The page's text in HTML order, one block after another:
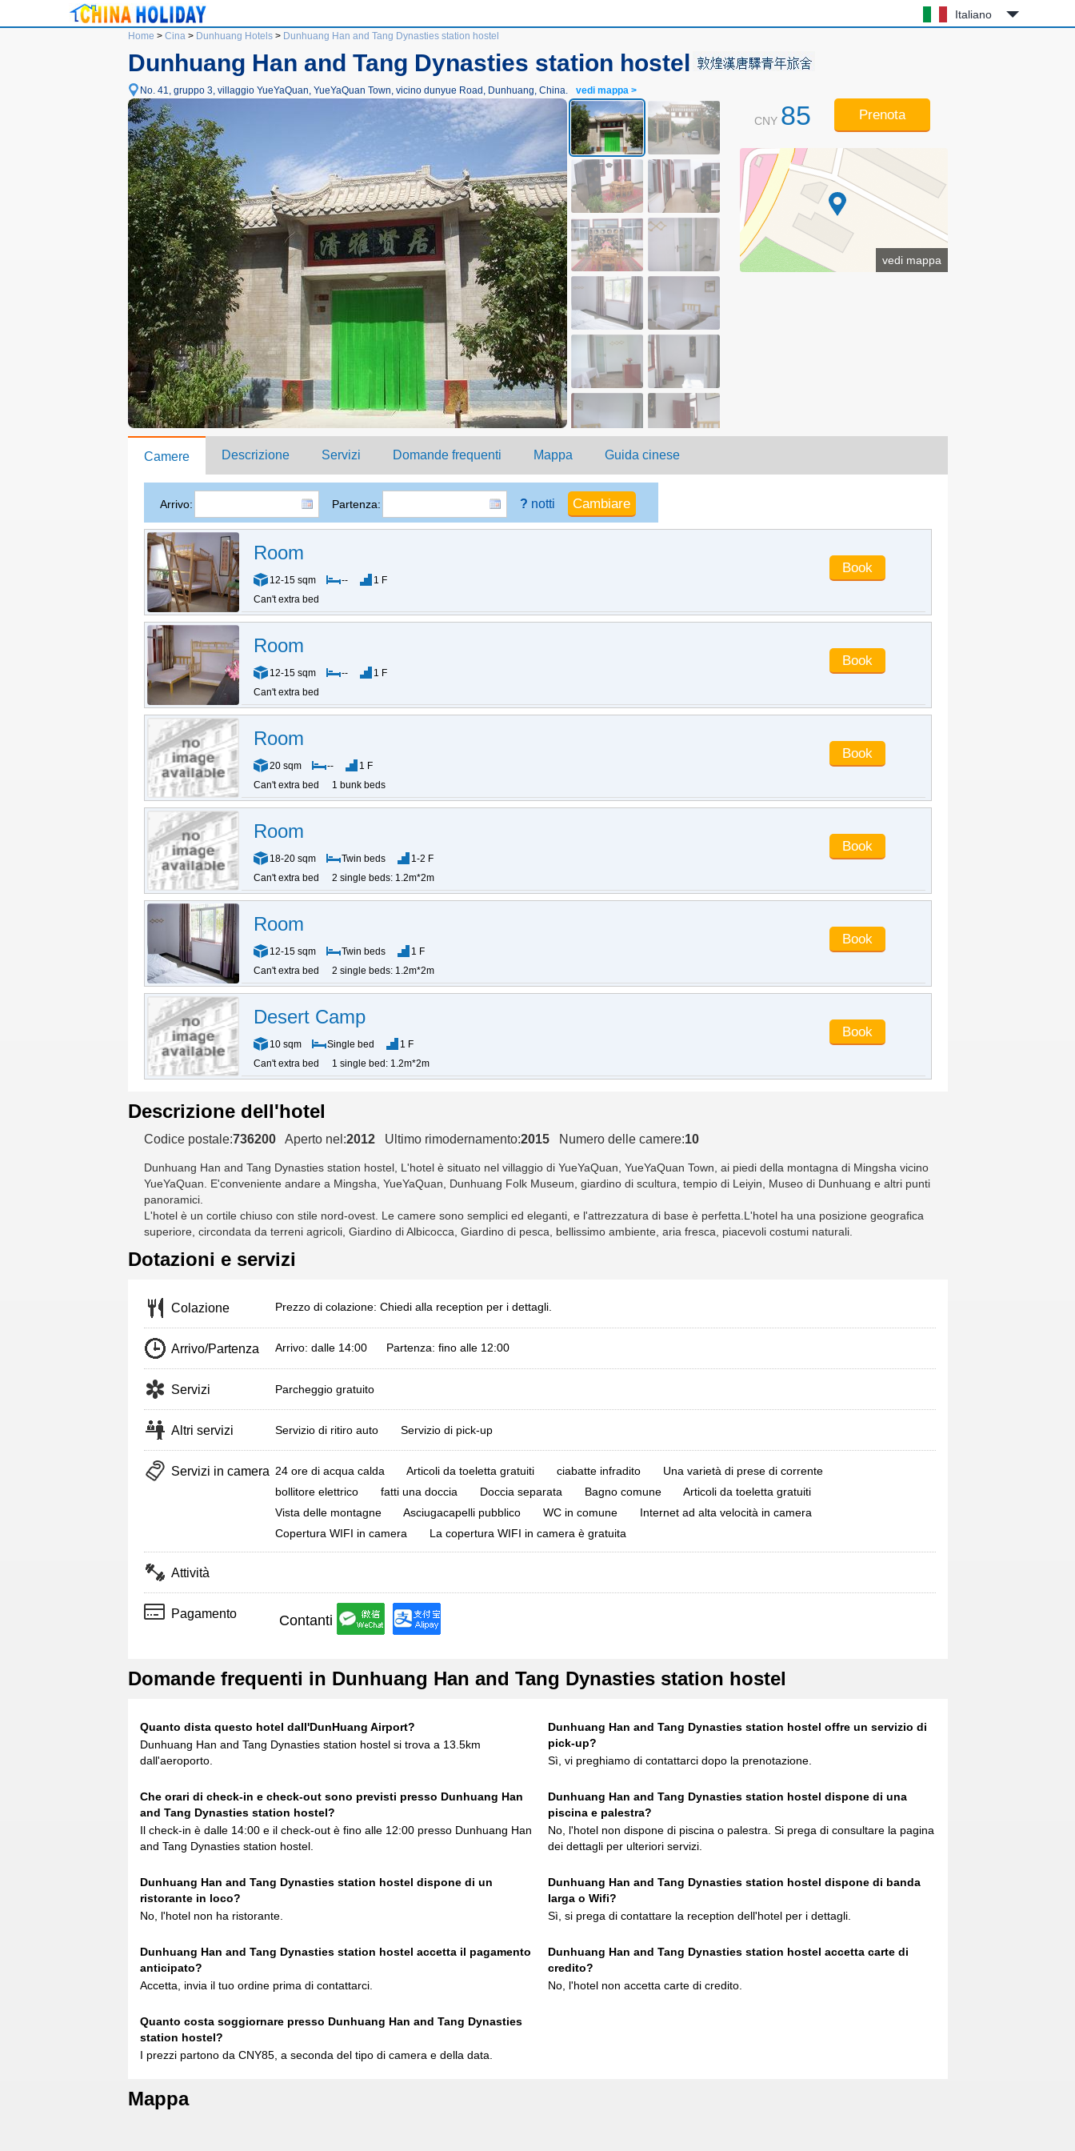
Italiano
Home > Cina> Dunhuang Hotels> Dunhuang Han and Tang Dynasties station hostel
Dunhuang Han and Tang Dynasties station hostel
No. 41, gruppo 3, villaggio YueYaQuan, YueYaQuan Town, vicino dunyue Road, Dunhuang, China. vedi mappa >
CNY 85 Prenota
vedi mappa
Camere Descrizione Servizi Domande frequenti Mappa Guida cinese
Arrivo: Partenza: ? notti
Room
12-15 sqm --
1 F
Can't extra bed
Room
12-15 sqm --
1 F
Can't extra bed
Room
20 sqm --
1 F
Can't extra bed
1 bunk beds
Room
18-20 sqm Twin beds
1-2 F
Can't extra bed
2 single beds: 1.2m*2m
Room
12-15 sqm Twin beds
1 F
Can't extra bed
2 single beds: 1.2m*2m
Desert Camp
10 sqm Single bed
1 F
Can't extra bed
1 single bed: 1.2m*2m
Descrizione dell'hotel
Codice postale:736200 Aperto nel:2012 Ultimo rimodernamento:2015 Numero delle camere:10
Dunhuang Han and Tang Dynasties station hostel, L'hotel è situato nel villaggio di YueYaQuan, YueYaQuan Town, ai piedi della montagna di Mingsha vicino
YueYaQuan. E'conveniente andare a Mingsha, YueYaQuan, Dunhuang Folk Museum, giardino di scultura, tempio di Leiyin, Museo di Dunhuang e altri punti
panoramici.
L'hotel è un cortile chiuso con stile nord-ovest. Le camere sono semplici ed eleganti, e l'attrezzatura di base è perfetta.L'hotel ha una posizione geografica
superiore, circondata da terreni agricoli, Giardino di Albicocca, Giardino di pesca, bellissimo ambiente, aria fresca, piacevoli costumi naturali.
Dotazioni e servizi
Colazione Prezzo di colazione: Chiedi alla reception per i dettagli.
Arrivo/Partenza Arrivo: dalle 14:00 Partenza: fino alle 12:00
Servizi Parcheggio gratuito
Altri servizi Servizio di ritiro auto Servizio di pick-up
Servizi in camera 24 ore di acqua calda Articoli da toeletta gratuiti ciabatte infradito
Una varietà di prese di corrente
bollitore elettrico
fatti una doccia Doccia separata Bagno comune
Articoli da toeletta gratuiti
Vista delle montagne
Asciugacapelli pubblico WC in comune
Internet ad alta velocità in camera
Copertura WIFI in camera
La copertura WIFI in camera è gratuita
Attività
Pagamento Contanti
Domande frequenti in Dunhuang Han and Tang Dynasties station hostel
Quanto dista questo hotel dall'DunHuang Airport?
Dunhuang Han and Tang Dynasties station hostel si trova a 13.5km
dall'aeroporto.
Dunhuang Han and Tang Dynasties station hostel offre un servizio di
pick-up?
Sì, vi preghiamo di contattarci dopo la prenotazione.
Che orari di check-in e check-out sono previsti presso Dunhuang Han
and Tang Dynasties station hostel?
Il check-in è dalle 14:00 e il check-out è fino alle 12:00 presso Dunhuang Han
and Tang Dynasties station hostel.
Dunhuang Han and Tang Dynasties station hostel dispone di una
piscina e palestra?
No, l'hotel non dispone di piscina o palestra. Si prega di consultare la pagina
dei dettagli per ulteriori servizi.
Dunhuang Han and Tang Dynasties station hostel dispone di un
ristorante in loco?
No, l'hotel non ha ristorante.
Dunhuang Han and Tang Dynasties station hostel dispone di banda
larga o Wifi?
Sì, si prega di contattare la reception dell'hotel per i dettagli.
Dunhuang Han and Tang Dynasties station hostel accetta il pagamento
anticipato?
Accetta, invia il tuo ordine prima di contattarci.
Dunhuang Han and Tang Dynasties station hostel accetta carte di
credito?
No, l'hotel non accetta carte di credito.
Quanto costa soggiornare presso Dunhuang Han and Tang Dynasties
station hostel?
I prezzi partono da CNY85, a seconda del tipo di camera e della data.
Mappa